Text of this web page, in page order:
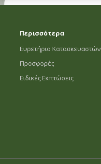
Περισσότερα
Ευρετήριο Κατασκευαστών
Προσφορές
Ειδικές Εκπτώσεις